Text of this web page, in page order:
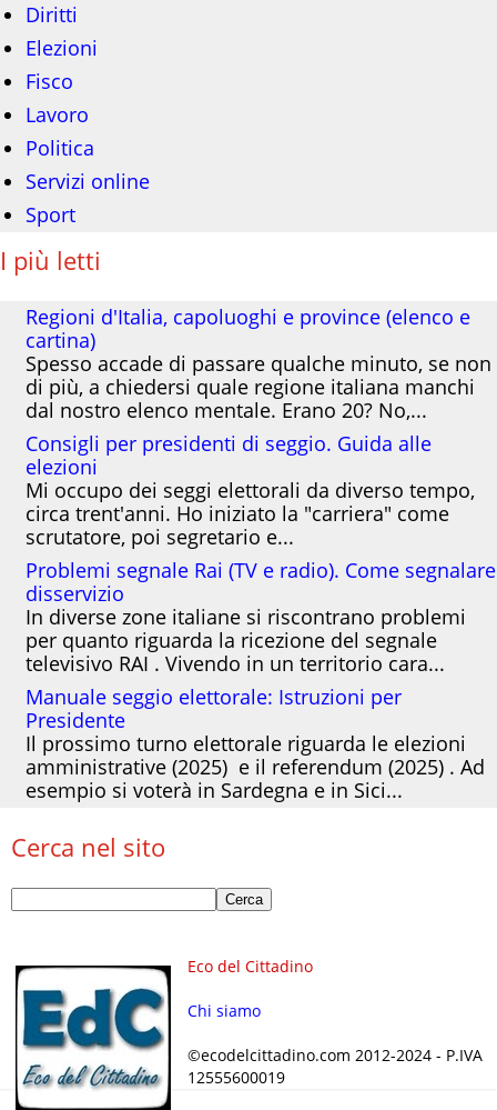
Diritti
Elezioni
Fisco
Lavoro
Politica
Servizi online
Sport
I più letti
Regioni d'Italia, capoluoghi e province (elenco e
cartina)
Spesso accade di passare qualche minuto, se non
di più, a chiedersi quale regione italiana manchi
dal nostro elenco mentale. Erano 20? No,...
Consigli per presidenti di seggio. Guida alle
elezioni
Mi occupo dei seggi elettorali da diverso tempo,
circa trent'anni. Ho iniziato la "carriera" come
scrutatore, poi segretario e...
Problemi segnale Rai (TV e radio). Come segnalare
disservizio
In diverse zone italiane si riscontrano problemi
per quanto riguarda la ricezione del segnale
televisivo RAI . Vivendo in un territorio cara...
Manuale seggio elettorale: Istruzioni per
Presidente
Il prossimo turno elettorale riguarda le elezioni
amministrative (2025) e il referendum (2025) . Ad
esempio si voterà in Sardegna e in Sici...
Cerca nel sito
Eco del Cittadino
Chi siamo
©ecodelcittadino.com 2012-2024 - P.IVA
12555600019